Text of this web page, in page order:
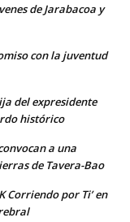
de Jarabacoa y
con la juventud
del expresidente
histórico
a una
de Tavera-Bao
Corriendo por Ti’ en